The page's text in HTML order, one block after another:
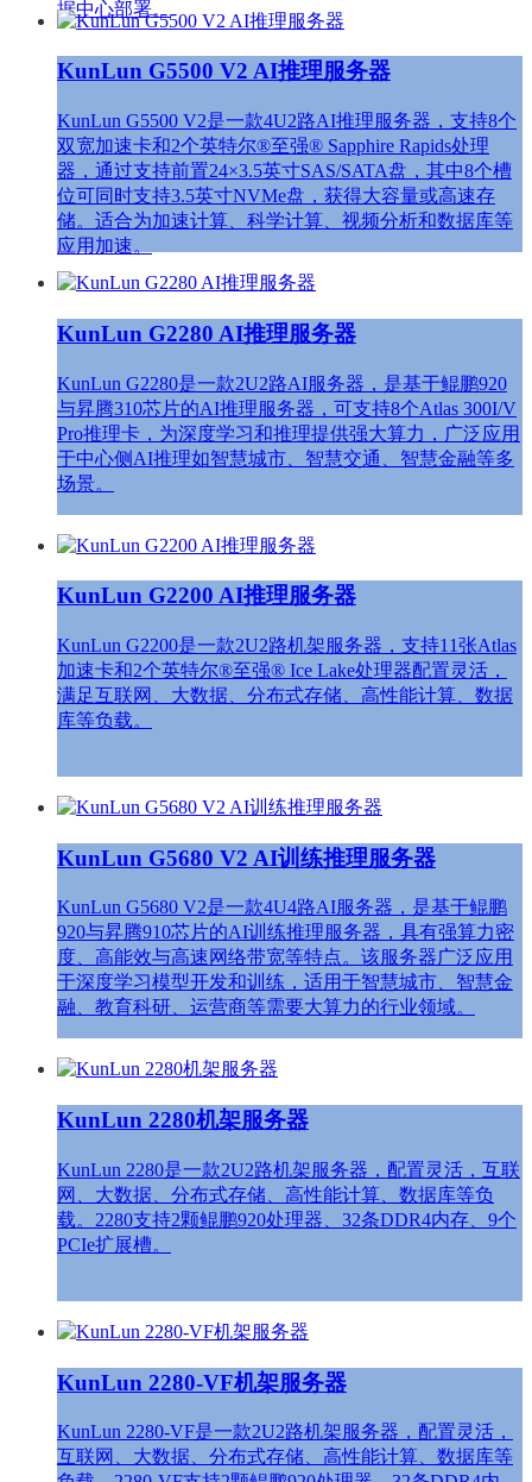
据中心部署。
KunLun G5500 V2 AI推理服务器
KunLun G5500 V2是一款4U2路AI推理服务器，支持8个
双宽加速卡和2个英特尔®至强® Sapphire Rapids处理
器，通过支持前置24×3.5英寸SAS/SATA盘，其中8个槽
位可同时支持3.5英寸NVMe盘，获得大容量或高速存
储。适合为加速计算、科学计算、视频分析和数据库等
应用加速。
KunLun G2280 AI推理服务器
KunLun G2280是一款2U2路AI服务器，是基于鲲鹏920
与昇腾310芯片的AI推理服务器，可支持8个Atlas 300I/V
Pro推理卡，为深度学习和推理提供强大算力，广泛应用
于中心侧AI推理如智慧城市、智慧交通、智慧金融等多
场景。
KunLun G2200 AI推理服务器
KunLun G2200是一款2U2路机架服务器，支持11张Atlas
加速卡和2个英特尔®至强® Ice Lake处理器配置灵活，
满足互联网、大数据、分布式存储、高性能计算、数据
库等负载。
KunLun G5680 V2 AI训练推理服务器
KunLun G5680 V2是一款4U4路AI服务器，是基于鲲鹏
920与昇腾910芯片的AI训练推理服务器，具有强算力密
度、高能效与高速网络带宽等特点。该服务器广泛应用
于深度学习模型开发和训练，适用于智慧城市、智慧金
融、教育科研、运营商等需要大算力的行业领域。
KunLun 2280机架服务器
KunLun 2280是一款2U2路机架服务器，配置灵活，互联
网、大数据、分布式存储、高性能计算、数据库等负
载。2280支持2颗鲲鹏920处理器、32条DDR4内存、9个
PCIe扩展槽。
KunLun 2280-VF机架服务器
KunLun 2280-VF是一款2U2路机架服务器，配置灵活，
互联网、大数据、分布式存储、高性能计算、数据库等